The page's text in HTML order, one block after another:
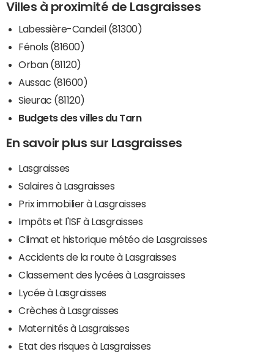
Villes à proximité de Lasgraisses
Labessière-Candeil (81300)
Fénols (81600)
Orban (81120)
Aussac (81600)
Sieurac (81120)
Budgets des villes du Tarn
En savoir plus sur Lasgraisses
Lasgraisses
Salaires à Lasgraisses
Prix immobilier à Lasgraisses
Impôts et l'ISF à Lasgraisses
Climat et historique météo de Lasgraisses
Accidents de la route à Lasgraisses
Classement des lycées à Lasgraisses
Lycée à Lasgraisses
Crèches à Lasgraisses
Maternités à Lasgraisses
Etat des risques à Lasgraisses